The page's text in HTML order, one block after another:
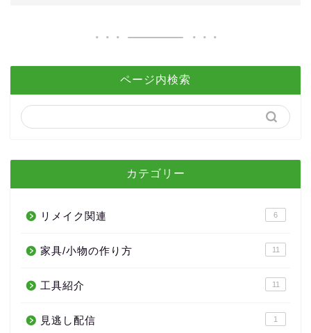
ページ内検索
カテゴリー
リメイク関連 6
家具/小物の作り方 11
工具紹介 11
見逃し配信 1